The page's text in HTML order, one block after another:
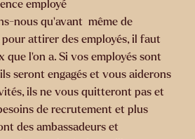
employé
nous qu’avant même de
attirer des employés, il faut
que l’on a. Si vos employés sont
seront engagés et vous aiderons
ils ne vous quitteront pas et
de recrutement et plus
des ambassadeurs et